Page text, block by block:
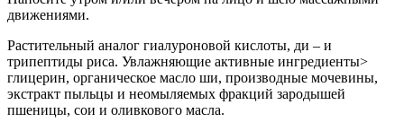
движениями.
Растительный аналог гиалуроновой кислоты, ди – и
трипептиды риса. Увлажняющие активные ингредиенты>
глицерин, органическое масло ши, производные мочевины,
экстракт пыльцы и неомыляемых фракций зародышей
пшеницы, сои и оливкового масла.